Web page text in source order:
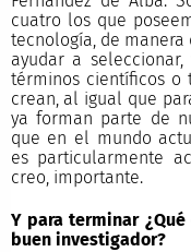
cuatro los que
tecnología, de
ayudar a
términos científicos o
crean, al igual que
ya forman parte de
que en el mundo
es particularmente
creo, importante.
Y para terminar
buen investigador?